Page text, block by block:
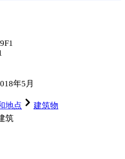
年5月
地点
建筑物
筑